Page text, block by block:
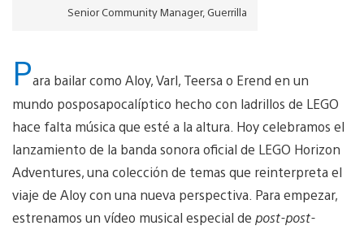
Senior Community Manager, Guerrilla
Para bailar como Aloy, Varl, Teersa o Erend en un
mundo posposapocalíptico hecho con ladrillos de LEGO
hace falta música que esté a la altura. Hoy celebramos el
lanzamiento de la banda sonora oficial de LEGO Horizon
Adventures, una colección de temas que reinterpreta el
viaje de Aloy con una nueva perspectiva. Para empezar,
estrenamos un vídeo musical especial de post-post-